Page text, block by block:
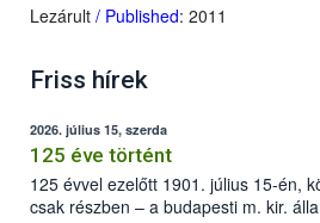
Lezárult / Published: 2011
Friss hírek
2026. július 15, szerda
125 éve történt
125 évvel ezelőtt 1901. július 15-én,
csak részben – a budapesti m. kir.